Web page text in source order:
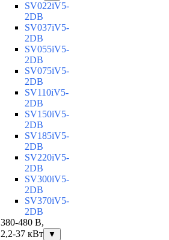
SV022iV5-
2DB
SV037iV5-
2DB
SV055iV5-
2DB
SV075iV5-
2DB
SV110iV5-
2DB
SV150iV5-
2DB
SV185iV5-
2DB
SV220iV5-
2DB
SV300iV5-
2DB
SV370iV5-
2DB
380-480 В,
2,2-37 кВт
▼